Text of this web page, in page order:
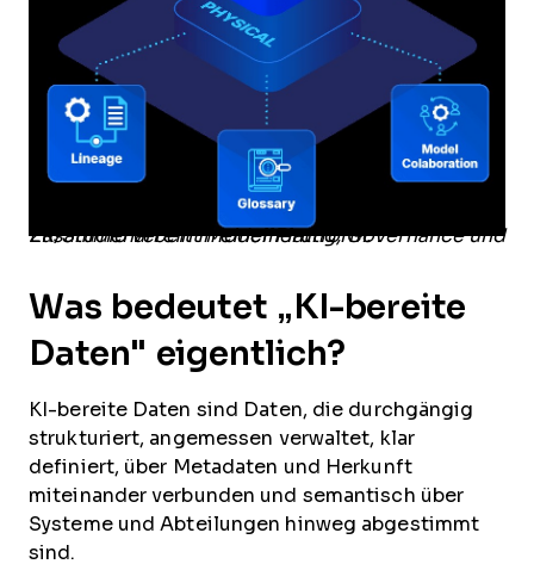
ER/Studio vereint Modellierung, Governance und Zusammenarbeit in einer Plattform.
Was bedeutet „KI-bereite
Daten" eigentlich?
KI-bereite Daten sind Daten, die durchgängig
strukturiert, angemessen verwaltet, klar
definiert, über Metadaten und Herkunft
miteinander verbunden und semantisch über
Systeme und Abteilungen hinweg abgestimmt
sind.